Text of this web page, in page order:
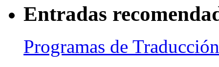
Entradas
Programas de